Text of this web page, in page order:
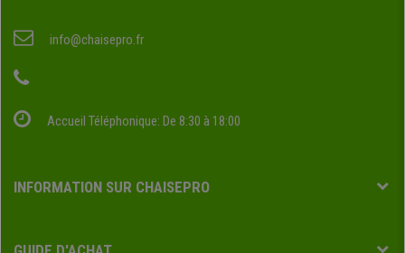
info@chaisepro.fr
Accueil Téléphonique: De 8:30 à 18:00
INFORMATION SUR CHAISEPRO